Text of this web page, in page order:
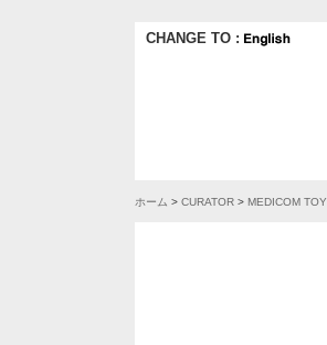
CHANGE TO :
ホーム > CURATOR > MEDICOM TOY